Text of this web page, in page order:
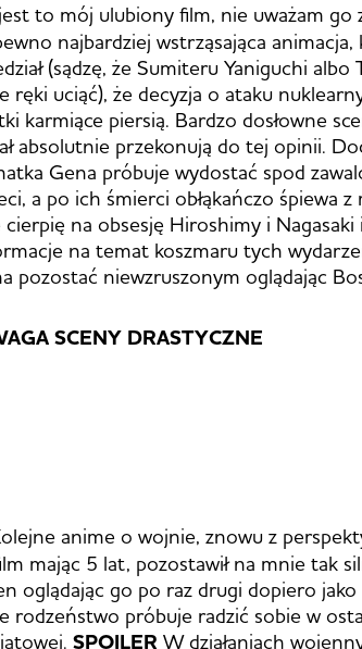
to mój ulubiony film, nie uważam go
najbardziej wstrząsająca
(sądzę, że Sumiteru Yaniguchi albo
ręki uciąć), że decyzja o ataku
karmiące piersią. Bardzo dosłowne
absolutnie przekonują do tej opinii.
Gena próbuje wydostać spod
a po ich śmierci obłąkańczo śpiewa
cierpię na obsesję Hiroshimy i Nagasaki i
na temat koszmaru tych
pozostać niewzruszonym oglądając
SCENY DRASTYCZNE
anime o wojnie, znowu z
mając 5 lat, pozostawił na mnie tak
oglądając go po raz drugi dopiero jako
rodzeństwo próbuje radzić sobie w
SPOILER W działaniach